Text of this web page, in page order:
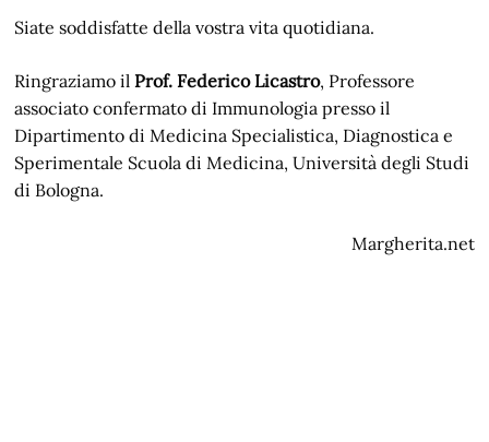
Siate soddisfatte della vostra vita quotidiana.
Ringraziamo ilProf. Federico Licastro, Professore
associato confermato di Immunologia presso il
Dipartimento di Medicina Specialistica, Diagnostica e
Sperimentale Scuola di Medicina, Università degli Studi
di Bologna.
Margherita.net